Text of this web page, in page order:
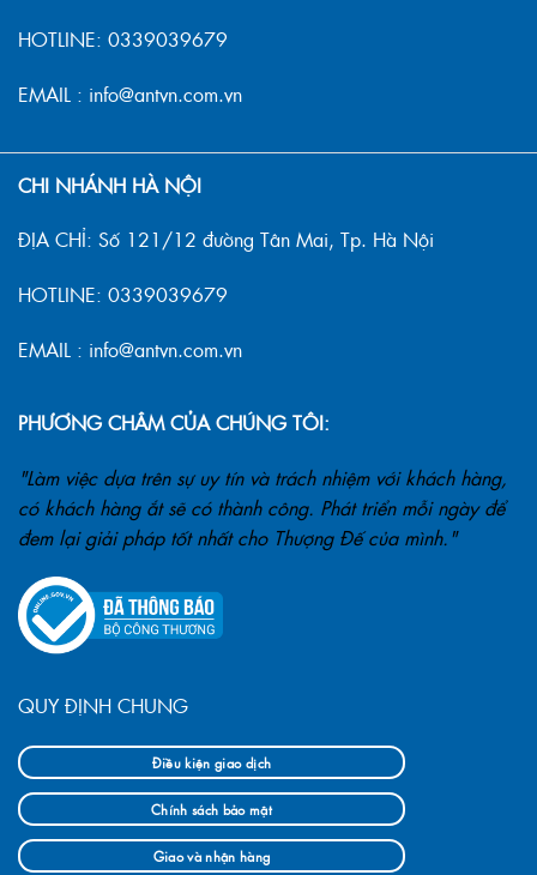
HOTLINE: 0339039679
EMAIL : info@antvn.com.vn
CHI NHÁNH HÀ NỘI
ĐỊA CHỈ: Số 121/12 đường Tân Mai, Tp. Hà Nội
HOTLINE: 0339039679
EMAIL : info@antvn.com.vn
PHƯƠNG CHÂM CỦA CHÚNG TÔI:
"Làm việc dựa trên sự uy tín và trách nhiệm với khách hàng,
có khách hàng ắt sẽ có thành công. Phát triển mỗi ngày để
đem lại giải pháp tốt nhất cho Thượng Đế của mình."
QUY ĐỊNH CHUNG
Điều kiện giao dịch
Chính sách bảo mật
Giao và nhận hàng